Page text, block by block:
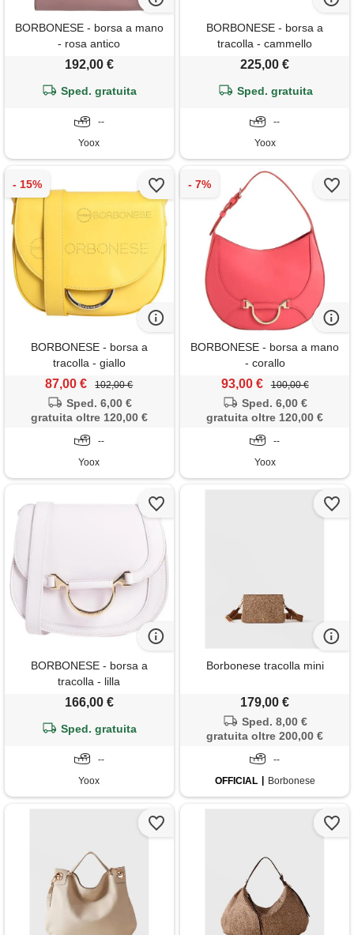
BORBONESE - borsa a mano
- rosa antico
192,00 €
Sped. gratuita
--
Yoox
BORBONESE - borsa a
tracolla - cammello
225,00 €
Sped. gratuita
--
Yoox
BORBONESE - borsa a
tracolla - giallo
87,00 € 102,00 €
Sped. 6,00 €
gratuita oltre 120,00 €
--
Yoox
BORBONESE - borsa a mano
- corallo
93,00 € 100,00 €
Sped. 6,00 €
gratuita oltre 120,00 €
--
Yoox
BORBONESE - borsa a
tracolla - lilla
166,00 €
Sped. gratuita
--
Yoox
Borbonese tracolla mini
179,00 €
Sped. 8,00 €
gratuita oltre 200,00 €
--
OFFICIAL
Borbonese